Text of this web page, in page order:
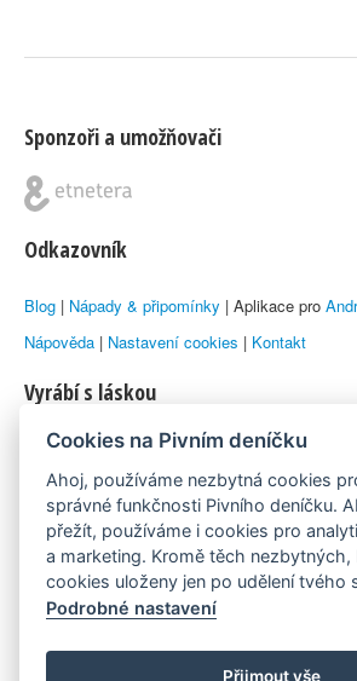
Sponzoři a umožňovači
Odkazovník
Blog | Nápady & připomínky | Aplikace pro
Nápověda | Nastavení cookies | Kontakt
Vyrábí s láskou
© 2010–2026 byLukáš Zemanaka Emka
Máme rádi
Pivní.info
Poznámka pod čarou
Pivní deníček je nezávislý zdroj, který není
Cookies na Pivním deníčku
Ahoj, používáme nezbytná cookies
správné funkčnosti Pivního deníčku.
přežít, používáme i cookies pro
a marketing. Kromě těch
cookies uloženy jen po udělení tvého
Podrobné nastavení
Přijmout vše